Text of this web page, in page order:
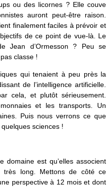
ou des licornes ? Elle couve
auront peut-être raison.
finalement faciles à prévoir et
de ce point de vue-là. Le
Jean d’Ormesson ? Peu se
classe !
qui tenaient à peu près la
de l’intelligence artificielle.
cela, et plutôt sérieusement.
et les transports. Un
Puis nous verrons ce que
sciences !
domaine est qu’elles associent
long. Mettons de côté ce
perspective à 12 mois et dont